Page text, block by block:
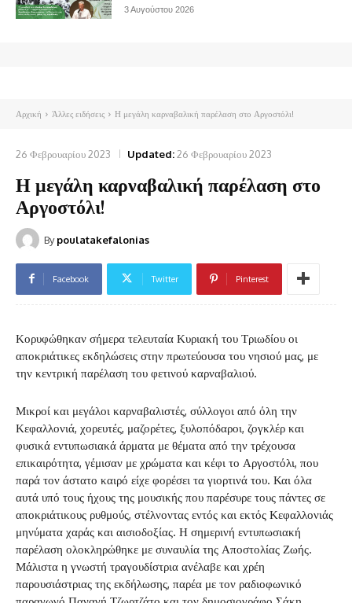
3 Αυγούστου 2026